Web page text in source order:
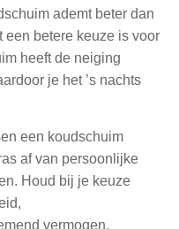
ademt beter dan
een betere keuze is voor
heeft de neiging
je het ’s nachts
een koudschuim
af van persoonlijke
Houd bij je keuze
vermogen.